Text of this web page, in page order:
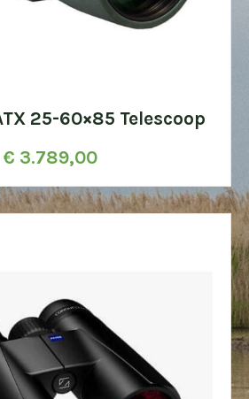
25-60×85 Telescoop
€ 3.789,00